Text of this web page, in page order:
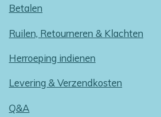
Betalen
Ruilen, Retourneren & Klachten
Herroeping indienen
Levering & Verzendkosten
Q&A